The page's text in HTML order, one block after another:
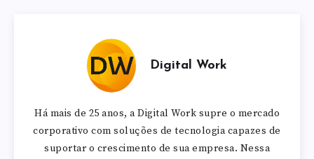
Digital Work
Há mais de 25 anos, a Digital Work supre o mercado
corporativo com soluções de tecnologia capazes de
suportar o crescimento de sua empresa. Nessa